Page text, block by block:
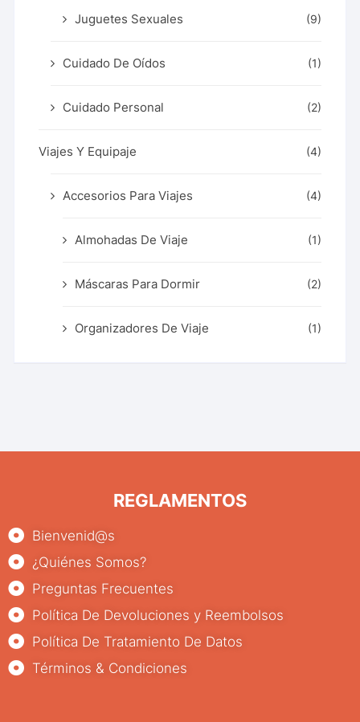
Juguetes Sexuales (9)
Cuidado De Oídos (1)
Cuidado Personal (2)
Viajes Y Equipaje (4)
Accesorios Para Viajes (4)
Almohadas De Viaje (1)
Máscaras Para Dormir (2)
Organizadores De Viaje (1)
REGLAMENTOS
Bienvenid@s
¿Quiénes Somos?
Preguntas Frecuentes
Política De Devoluciones y Reembolsos
Política De Tratamiento De Datos
Términos & Condiciones